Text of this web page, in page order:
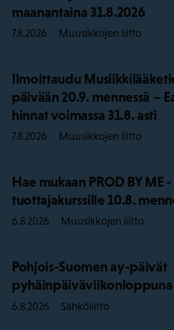
maanantaina 31.8.2026
7.8.2026 Muusikkojen liitto
Ilmoittaudu
päivään 20.9. mennessä –
hinnat voimassa 31.8. asti
7.8.2026 Muusikkojen liitto
Hae mukaan PROD BY ME -
tuottajakurssille 10.8.
6.8.2026 Muusikkojen liitto
Pohjois-Suomen ay-päivät
pyhäinpäiväviikonloppuna
6.8.2026 Sähköliitto